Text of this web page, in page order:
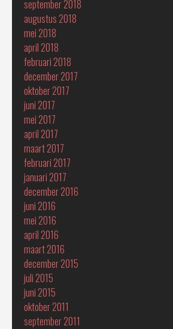
september 2018
augustus 2018
mei 2018
april 2018
februari 2018
december 2017
oktober 2017
juni 2017
mei 2017
april 2017
maart 2017
februari 2017
januari 2017
december 2016
juni 2016
mei 2016
april 2016
maart 2016
december 2015
juli 2015
juni 2015
oktober 2011
september 2011